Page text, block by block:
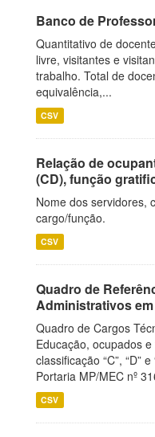
Banco de
Quantitativo de
livre, visitantes e
trabalho. Total de
equivalência,...
CSV
Relação de
(CD), função
Nome dos servidores,
cargo/função.
CSV
Quadro de
Administrativos
Quadro de Cargos
Educação, ocupados
classificação “C”, “D”
Portaria MP/MEC nº
CSV